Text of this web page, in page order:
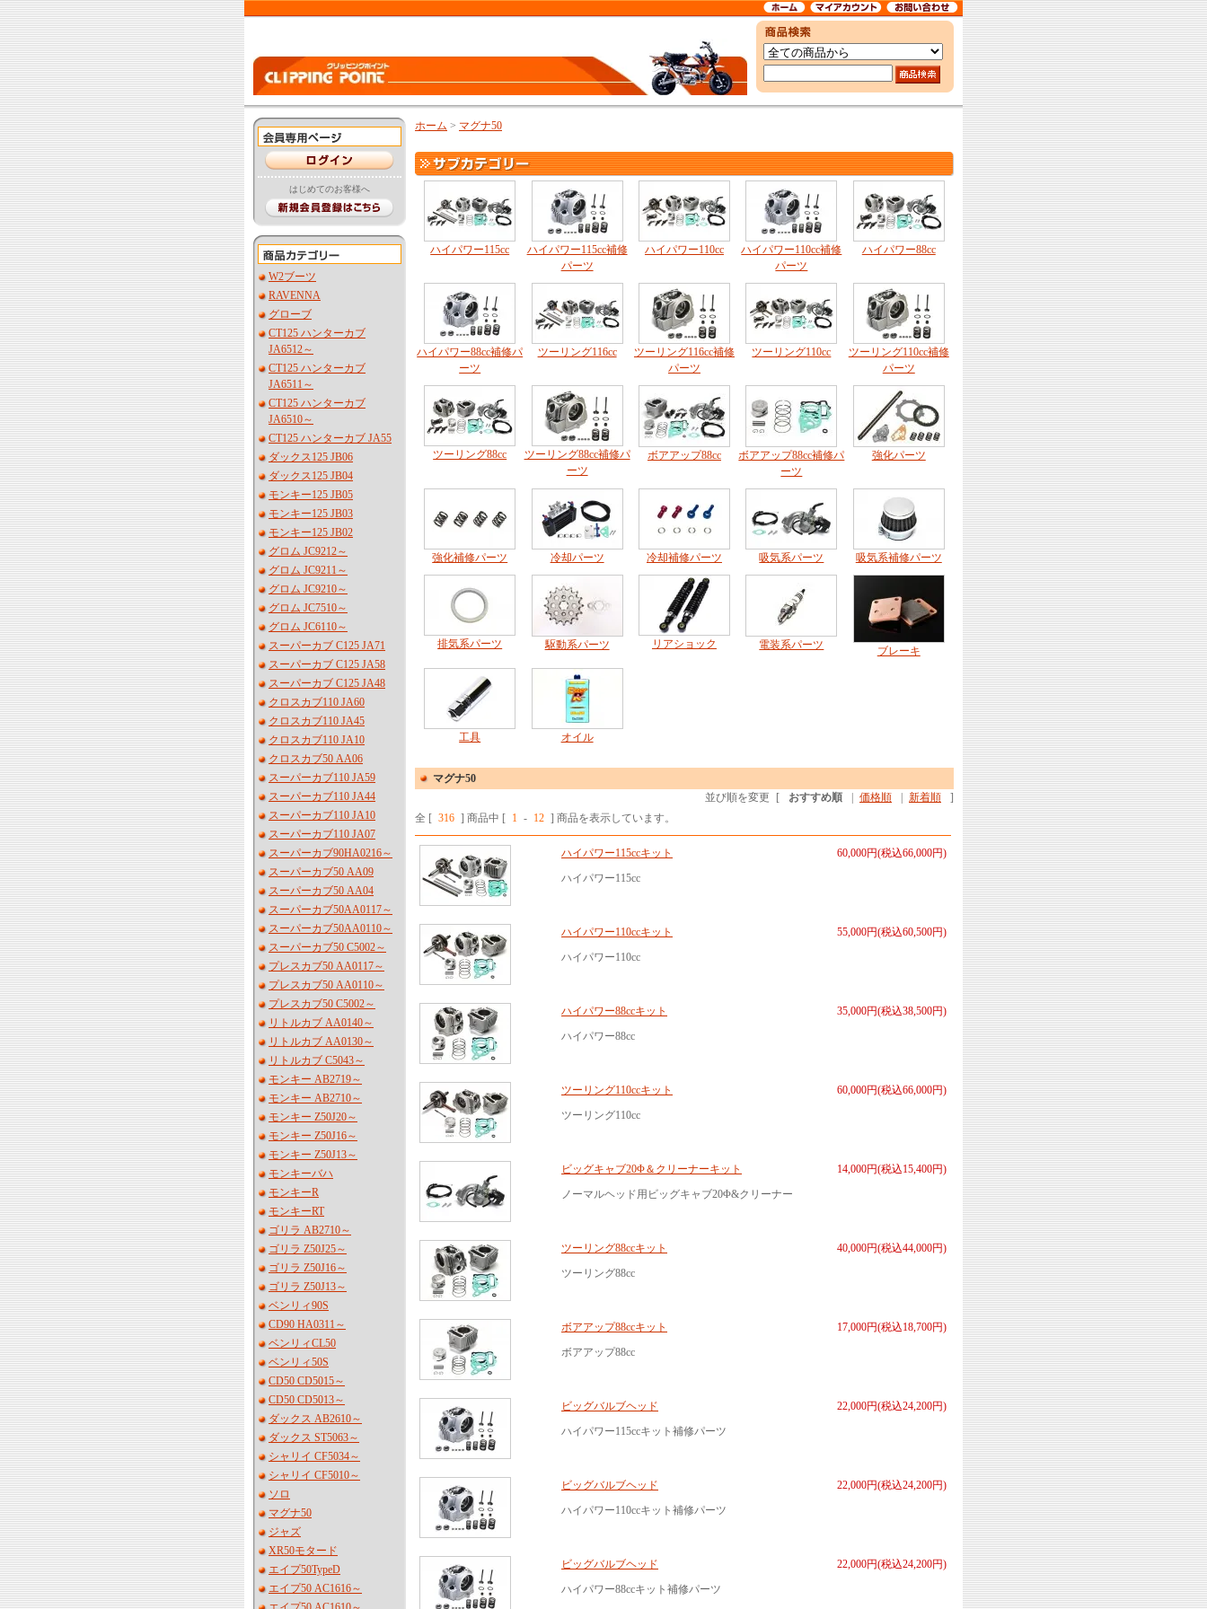
はじめてのお客様へ
W2ブーツ
RAVENNA
グローブ
CT125 ハンターカブ
JA6512～
CT125 ハンターカブ
JA6511～
CT125 ハンターカブ
JA6510～
CT125 ハンターカブ JA55
ダックス125 JB06
ダックス125 JB04
モンキー125 JB05
モンキー125 JB03
モンキー125 JB02
グロム JC9212～
グロム JC9211～
グロム JC9210～
グロム JC7510～
グロム JC6110～
スーパーカブ C125 JA71
スーパーカブ C125 JA58
スーパーカブ C125 JA48
クロスカブ110 JA60
クロスカブ110 JA45
クロスカブ110 JA10
クロスカブ50 AA06
スーパーカブ110 JA59
スーパーカブ110 JA44
スーパーカブ110 JA10
スーパーカブ110 JA07
スーパーカブ90HA0216～
スーパーカブ50 AA09
スーパーカブ50 AA04
スーパーカブ50AA0117～
スーパーカブ50AA0110～
スーパーカブ50 C5002～
プレスカブ50 AA0117～
プレスカブ50 AA0110～
プレスカブ50 C5002～
リトルカブ AA0140～
リトルカブ AA0130～
リトルカブ C5043～
モンキー AB2719～
モンキー AB2710～
モンキー Z50J20～
モンキー Z50J16～
モンキー Z50J13～
モンキーバハ
モンキーR
モンキーRT
ゴリラ AB2710～
ゴリラ Z50J25～
ゴリラ Z50J16～
ゴリラ Z50J13～
ベンリィ90S
CD90 HA0311～
ベンリィCL50
ベンリィ50S
CD50 CD5015～
CD50 CD5013～
ダックス AB2610～
ダックス ST5063～
シャリイ CF5034～
シャリイ CF5010～
ソロ
マグナ50
ジャズ
XR50モタード
エイプ50TypeD
エイプ50 AC1616～
ホーム > マグナ50
ハイパワー115cc
ハイパワー115cc補修
パーツ
ハイパワー110cc
ハイパワー110cc補修
パーツ
ハイパワー88cc
ハイパワー88cc補修パ
ーツ
ツーリング116cc
ツーリング116cc補修
パーツ
ツーリング110cc
ツーリング110cc補修
パーツ
ツーリング88cc
ツーリング88cc補修パ
ーツ
ボアアップ88cc
ボアアップ88cc補修パ
ーツ
強化パーツ
強化補修パーツ 冷却パーツ 冷却補修パーツ 吸気系パーツ 吸気系補修パーツ
排気系パーツ 駆動系パーツ リアショック 電装系パーツ ブレーキ
工具 オイル
マグナ50
並び順を変更
[ おすすめ順 価格順 新着順
]
全 [ 316 ] 商品中 [ 1 - 12 ] 商品を表示しています。
60,000円(税込66,000円)
ハイパワー115ccキット
ハイパワー115cc
55,000円(税込60,500円)
ハイパワー110ccキット
ハイパワー110cc
35,000円(税込38,500円)
ハイパワー88ccキット
ハイパワー88cc
60,000円(税込66,000円)
ツーリング110ccキット
ツーリング110cc
14,000円(税込15,400円)
ビッグキャブ20Φ＆クリーナーキット
ノーマルヘッド用ビッグキャブ20Φ&クリーナー
40,000円(税込44,000円)
ツーリング88ccキット
ツーリング88cc
17,000円(税込18,700円)
ボアアップ88ccキット
ボアアップ88cc
22,000円(税込24,200円)
ビッグバルブヘッド
ハイパワー115ccキット補修パーツ
22,000円(税込24,200円)
ビッグバルブヘッド
ハイパワー110ccキット補修パーツ
22,000円(税込24,200円)
ビッグバルブヘッド
ハイパワー88ccキット補修パーツ